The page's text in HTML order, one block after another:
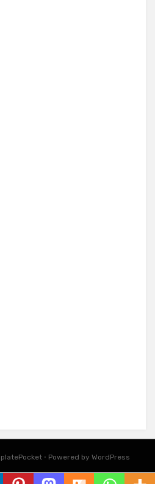
⋅ Powered by WordPress